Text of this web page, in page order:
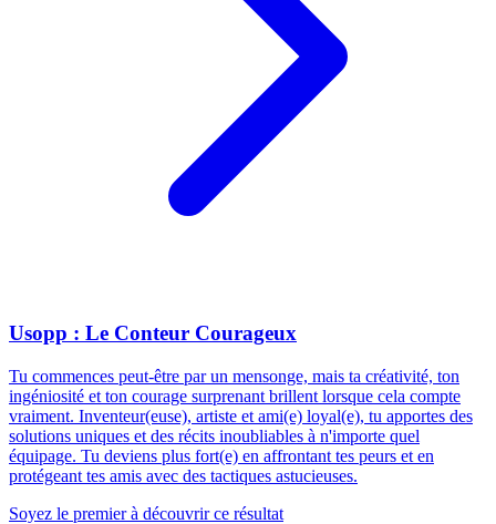
Usopp : Le Conteur Courageux
Tu commences peut-être par un mensonge, mais ta créativité, ton
ingéniosité et ton courage surprenant brillent lorsque cela compte
vraiment. Inventeur(euse), artiste et ami(e) loyal(e), tu apportes des
solutions uniques et des récits inoubliables à n'importe quel
équipage. Tu deviens plus fort(e) en affrontant tes peurs et en
protégeant tes amis avec des tactiques astucieuses.
Soyez le premier à découvrir ce résultat